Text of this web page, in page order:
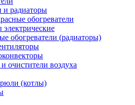
и радиаторы
обогреватели
обогреватели (радиаторы)
очистители воздуха
(котлы)